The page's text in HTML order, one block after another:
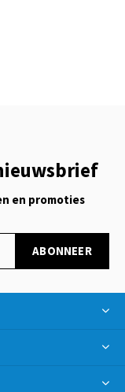
en promoties
ABONNEER